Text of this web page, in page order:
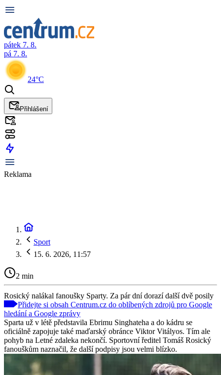
pátek 7. 8.
pá 7. 8.
24°C
Přihlášení
Reklama
Sport
15. 6. 2026, 11:57
2 min
Rosický nalákal fanoušky Sparty. Za pár dní dorazí další dvě posily
Přidejte si obsah Centrum.cz do oblíbených zdrojů pro Google
hledání a Google zprávy
Sparta už v létě představila Ebrimu Singhateha a do kádru se
oficiálně zapojuje také maďarský obránce Viktor Vitályos. Tím ale
pohyb na Letné zdaleka nekončí. Sportovní ředitel Tomáš Rosický
fanouškům naznačil, že další podpisy jsou velmi blízko.